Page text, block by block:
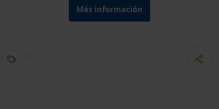
Más información